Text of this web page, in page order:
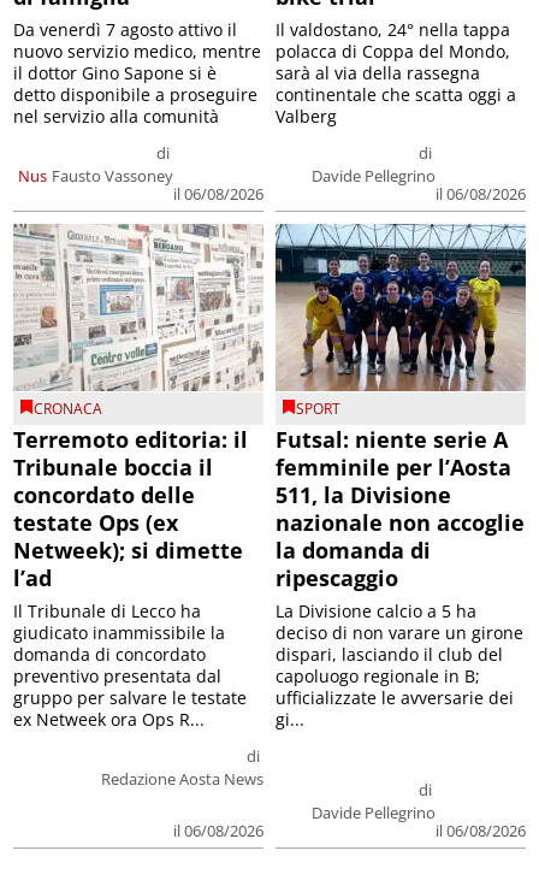
Nus
di
Fausto Vassoney
il 06/08/2026
Da venerdì 7 agosto attivo il
nuovo servizio medico, mentre
il dottor Gino Sapone si è
detto disponibile a proseguire
nel servizio alla comunità
di
Davide Pellegrino
il 06/08/2026
Il valdostano, 24° nella tappa
polacca di Coppa del Mondo,
sarà al via della rassegna
continentale che scatta oggi a
Valberg
CRONACA
Terremoto editoria: il
Tribunale boccia il
concordato delle
testate Ops (ex
Netweek); si dimette
l’ad
di
Redazione Aosta News
il 06/08/2026
Il Tribunale di Lecco ha
giudicato inammissibile la
domanda di concordato
preventivo presentata dal
gruppo per salvare le testate
ex Netweek ora Ops R...
SPORT
Futsal: niente serie A
femminile per l’Aosta
511, la Divisione
nazionale non accoglie
la domanda di
ripescaggio
di
Davide Pellegrino
il 06/08/2026
La Divisione calcio a 5 ha
deciso di non varare un girone
dispari, lasciando il club del
capoluogo regionale in B;
ufficializzate le avversarie dei
gi...